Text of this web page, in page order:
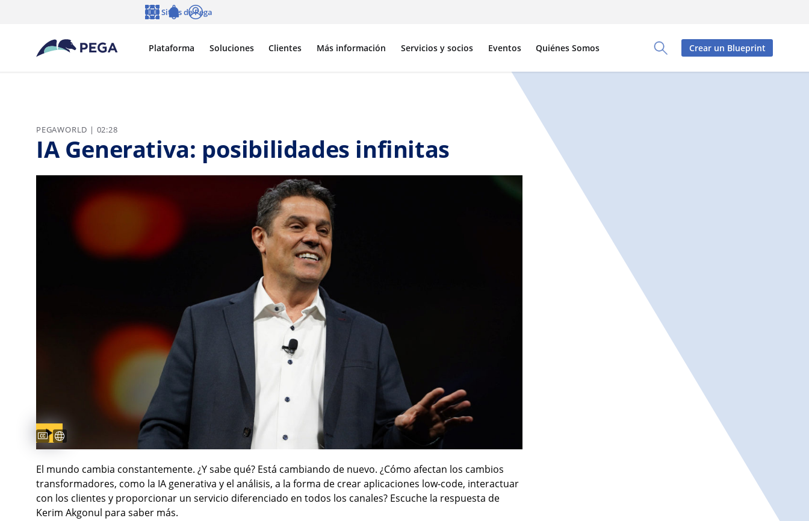
Toggle Search Panel
Plataforma Soluciones Clientes Más información Servicios y socios Eventos Quiénes Somos
Sitios de Pega
Crear un Blueprint
PEGAWORLD | 02:28
IA Generativa: posibilidades infinitas
Subtítulos disponibles
Captions available
El mundo cambia constantemente. ¿Y sabe qué? Está cambiando de nuevo. ¿Cómo afectan los cambios
transformadores, como la IA generativa y el análisis, a la forma de crear aplicaciones low-code, interactuar
con los clientes y proporcionar un servicio diferenciado en todos los canales? Escuche la respuesta de
Kerim Akgonul para saber más.